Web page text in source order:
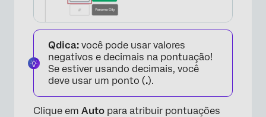
Qdica: você pode usar valores
negativos e decimais na pontuação!
Se estiver usando decimais, você
deve usar um ponto (.).
Clique em Auto para atribuir pontuações